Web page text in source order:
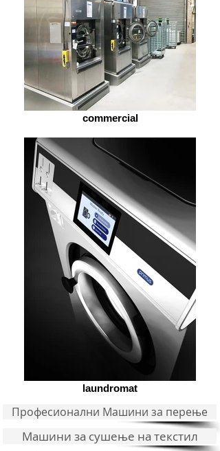
commercial
laundromat
Професионални Машини за перење
Машини за сушење на текстил